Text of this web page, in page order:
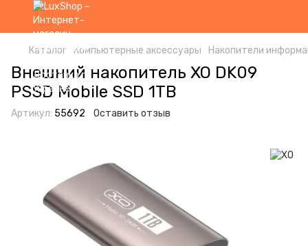
Каталог Компьютерные аксессуары Накопители
Внешний накопитель XO DK09
PSSD Mobile SSD 1TB
Артикул: 55692 Оставить отзыв